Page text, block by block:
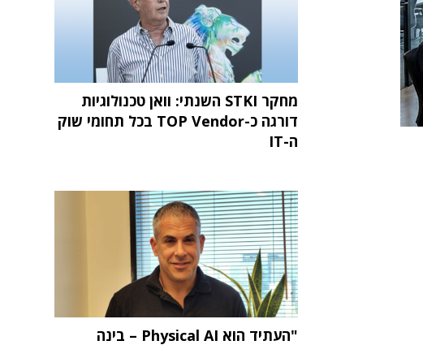
מחקר STKI השנתי: וואן טכנולוגיות
דורגה כ-TOP Vendor בכל תחומי שוק
ה-IT
"העתיד הוא Physical AI – בינה